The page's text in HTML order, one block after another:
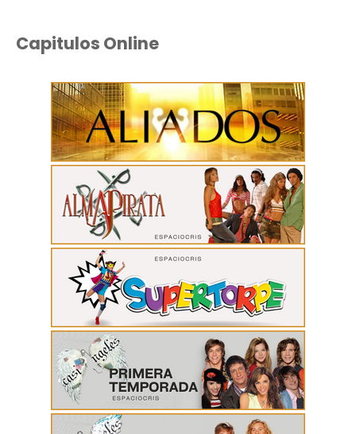
Capitulos Online